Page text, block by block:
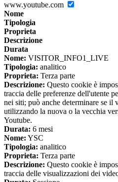
www.youtube.com
Nome
Tipologia
Proprieta
Descrizione
Durata
Nome: VISITOR_INFO1_LIVE
Tipologia: analitico
Proprieta: Terza parte
Descrizione: Questo cookie è
traccia delle preferenze dell'utente
nei siti; può anche determinare se il
utilizzando la nuova o la vecchia
Youtube.
Durata: 6 mesi
Nome: YSC
Tipologia: analitico
Proprieta: Terza parte
Descrizione: Questo cookie è
traccia delle visualizzazioni dei